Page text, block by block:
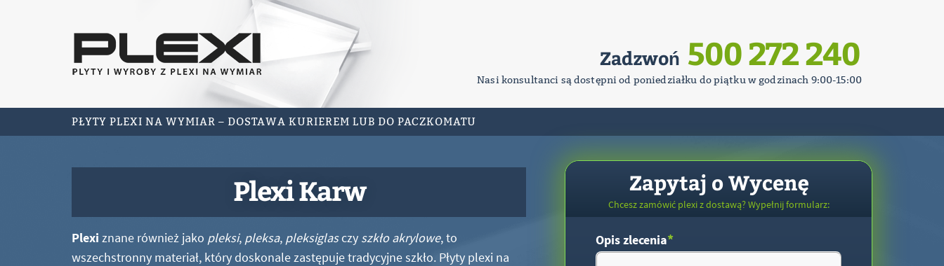
Zadzwoń 500 272 240
Nasi konsultanci są dostępni od poniedziałku do piątku w godzinach 9:00-15:00
PŁYTY PLEXI NA WYMIAR – DOSTAWA KURIEREM LUB DO PACZKOMATU
Plexi Karw
Plexi znane również jako pleksi, pleksa, pleksiglasczy szkło akrylowe, to
wszechstronny materiał, który doskonale zastępuje tradycyjne szkło. Płyty plexi na
Zapytaj o Wycenę
Chcesz zamówić plexi z dostawą? Wypełnij formularz:
Opis zlecenia*